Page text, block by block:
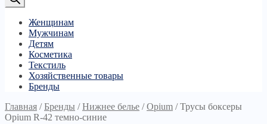
Женщинам
Мужчинам
Детям
Косметика
Текстиль
Хозяйственные товары
Бренды
Главная /Бренды /Нижнее белье /Opium /Трусы боксеры
Opium R-42 темно-синие